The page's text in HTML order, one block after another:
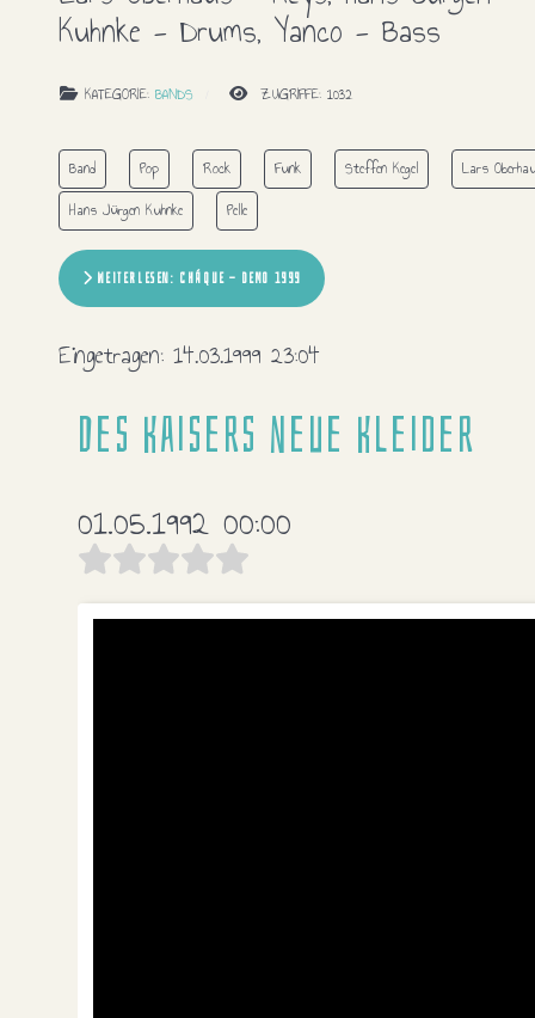
Kuhnke - Drums, Yanco - Bass
KATEGORIE: BANDS ZUGRIFFE: 1032
Band Pop Rock Funk Steffen Kegel
Lars
Hans Jürgen Kuhnke
Pelle
WEITERLESEN: CHÁQUE - DEMO 1999
Eingetragen: 14.03.1999 23:04
Des Kaisers neue Kleider
01.05.1992 00:00